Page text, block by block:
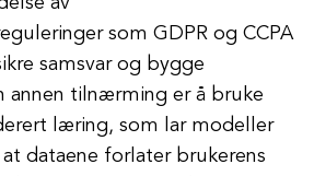
som GDPR og CCPA
samsvar og bygge
annen tilnærming er å bruke
læring, som lar modeller
dataene forlater brukerens